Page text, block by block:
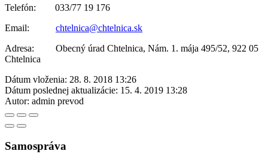
Telefón: 033/77 19 176
Email: chtelnica@chtelnica.sk
Adresa: Obecný úrad Chtelnica, Nám. 1. mája 495/52, 922 05
Chtelnica
Dátum vloženia: 28. 8. 2018 13:26
Dátum poslednej aktualizácie: 15. 4. 2019 13:28
Autor: admin prevod
Samospráva